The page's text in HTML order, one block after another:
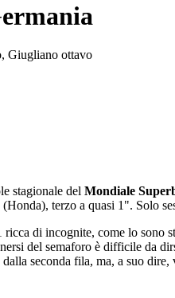
Giugliano ottavo
stagionale del Mondiale
terzo a quasi 1". Solo
di incognite, come lo
del semaforo è difficile da
seconda fila, ma, a suo